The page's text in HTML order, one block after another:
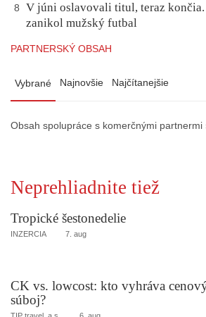
8
V júni oslavovali titul, teraz
zanikol mužský futbal
PARTNERSKÝ OBSAH
Vybrané Najnovšie Najčítanejšie
Obsah spolupráce s komerčnými partnermi
Neprehliadnite tiež
Tropické šestonedelie
INZERCIA 7. aug
CK vs. lowcost: kto vyhráva
súboj?